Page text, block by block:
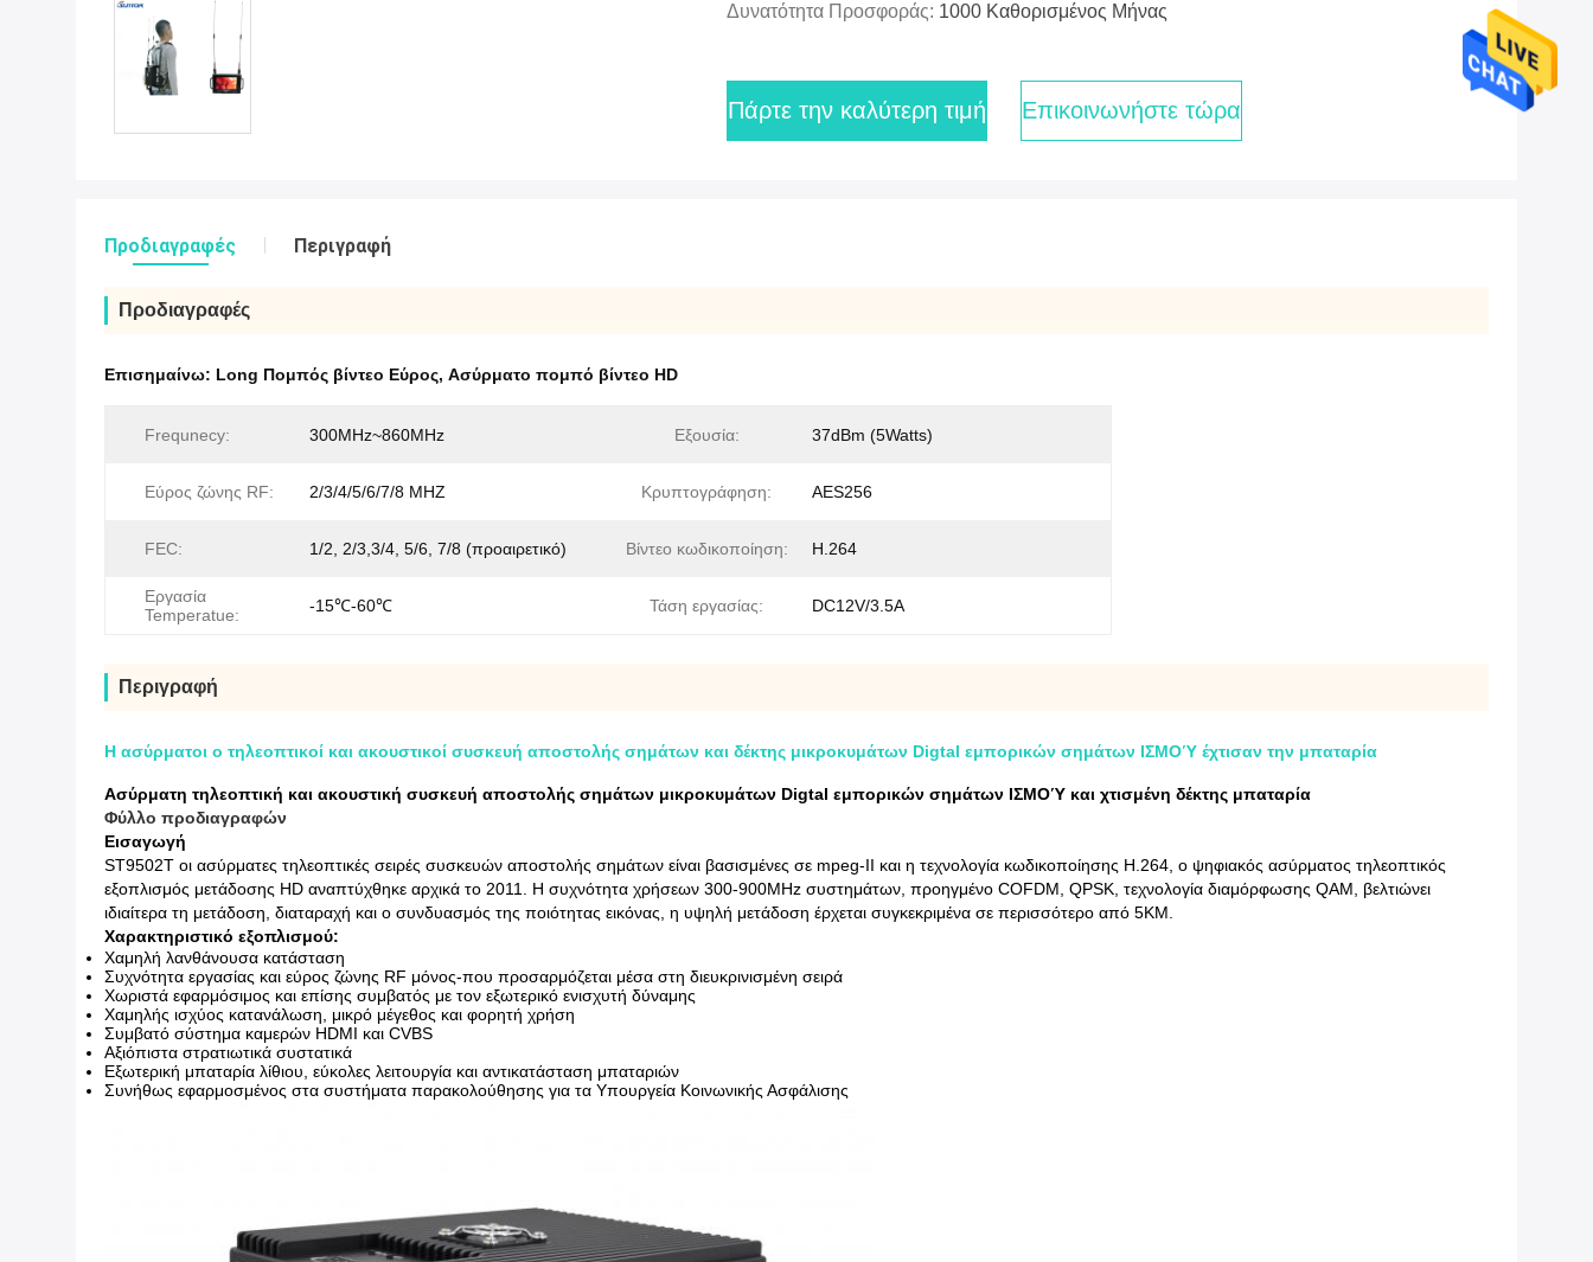
Δυνατότητα Προσφοράς: 1000 Καθορισμένος Μήνας
Πάρτε την καλύτερη τιμή Επικοινωνήστε τώρα
Προδιαγραφές Περιγραφή
Προδιαγραφές
Επισημαίνω: Long Πομπός βίντεο Εύρος, Ασύρματο πομπό βίντεο HD
Frequnecy: 300MHz~860MHz Εξουσία: 37dBm (5Watts)
Εύρος ζώνης RF: 2/3/4/5/6/7/8 MHZ Κρυπτογράφηση: AES256
FEC: 1/2, 2/3,3/4, 5/6, 7/8 (προαιρετικό) Βίντεο κωδικοποίηση: H.264
Εργασία
Temperatue:
-15℃-60℃ Τάση εργασίας: DC12V/3.5A
Περιγραφή
Η ασύρματοι ο τηλεοπτικοί και ακουστικοί συσκευή αποστολής σημάτων και δέκτης μικροκυμάτων Digtal εμπορικών σημάτων ΙΣΜΟΎ έχτισαν την μπαταρία
Ασύρματη τηλεοπτική και ακουστική συσκευή αποστολής σημάτων μικροκυμάτων Digtal εμπορικών σημάτων ΙΣΜΟΎ και χτισμένη δέκτης μπαταρία
Φύλλο προδιαγραφών
Εισαγωγή
ST9502T οι ασύρματες τηλεοπτικές σειρές συσκευών αποστολής σημάτων είναι βασισμένες σε mpeg-ΙΙ και η τεχνολογία κωδικοποίησης H.264, ο ψηφιακός ασύρματος τηλεοπτικός
εξοπλισμός μετάδοσης HD αναπτύχθηκε αρχικά το 2011. Η συχνότητα χρήσεων 300-900MHz συστημάτων, προηγμένο COFDM, QPSK, τεχνολογία διαμόρφωσης QAM, βελτιώνει
ιδιαίτερα τη μετάδοση, διαταραχή και ο συνδυασμός της ποιότητας εικόνας, η υψηλή μετάδοση έρχεται συγκεκριμένα σε περισσότερο από 5KM.
Χαρακτηριστικό εξοπλισμού:
Χαμηλή λανθάνουσα κατάσταση
Συχνότητα εργασίας και εύρος ζώνης RF μόνος-που προσαρμόζεται μέσα στη διευκρινισμένη σειρά
Χωριστά εφαρμόσιμος και επίσης συμβατός με τον εξωτερικό ενισχυτή δύναμης
Χαμηλής ισχύος κατανάλωση, μικρό μέγεθος και φορητή χρήση
Συμβατό σύστημα καμερών HDMI και CVBS
Αξιόπιστα στρατιωτικά συστατικά
Εξωτερική μπαταρία λίθιου, εύκολες λειτουργία και αντικατάσταση μπαταριών
Συνήθως εφαρμοσμένος στα συστήματα παρακολούθησης για τα Υπουργεία Κοινωνικής Ασφάλισης